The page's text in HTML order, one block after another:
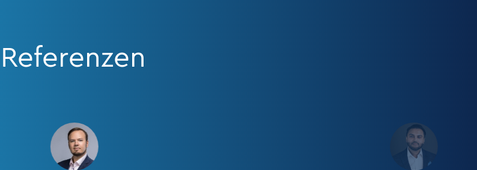
Referenzen